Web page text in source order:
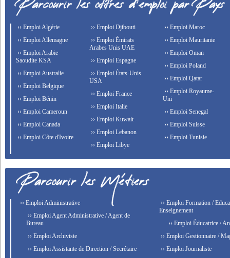
›› Emploi Algérie
›› Emploi Allemagne
›› Emploi Arabie
Saoudite KSA
›› Emploi Australie
›› Emploi Belgique
›› Emploi Bénin
›› Emploi Cameroun
›› Emploi Canada
›› Emploi Côte d'Ivoire
›› Emploi Djibouti
›› Emploi Émirats
Arabes Unis UAE
›› Emploi Espagne
›› Emploi États-Unis
USA
›› Emploi France
›› Emploi Italie
›› Emploi Kuwait
›› Emploi Lebanon
›› Emploi Libye
›› Emploi Maroc
›› Emploi Mauritanie
›› Emploi Oman
›› Emploi Poland
›› Emploi Qatar
›› Emploi Royaume-
Uni
›› Emploi Senegal
›› Emploi Suisse
›› Emploi Tunisie
›› Emploi Administrative
›› Emploi Agent Administrative / Agent de
Bureau
›› Emploi Archiviste
›› Emploi Assistante de Direction / Secrétaire
›› Emploi Formation /
Enseignement
›› Emploi Éducatrice /
›› Emploi Gestionnaire /
›› Emploi Journaliste